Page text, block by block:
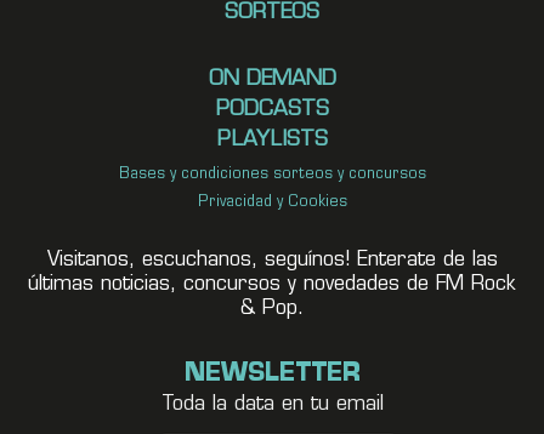
SORTEOS
ON DEMAND
PODCASTS
PLAYLISTS
Bases y condiciones sorteos y concursos
Privacidad y Cookies
Visitanos, escuchanos, seguínos! Enterate de las
últimas noticias, concursos y novedades de FM Rock
& Pop.
NEWSLETTER
Toda la data en tu email